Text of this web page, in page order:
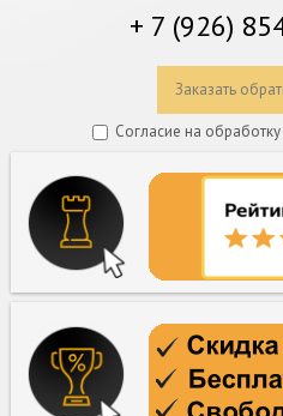
+ 7 (926)
Заказать
Согласие на